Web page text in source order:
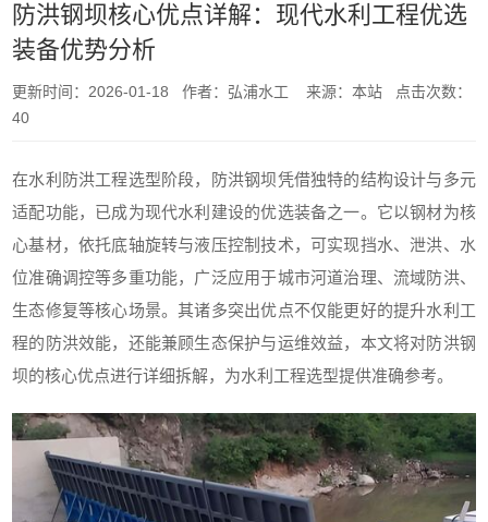
防洪钢坝核心优点详解：现代水利工程优选
装备优势分析
更新时间：2026-01-18 作者：弘浦水工 来源：本站 点击次数：
40
在水利防洪工程选型阶段，防洪钢坝凭借独特的结构设计与多元
适配功能，已成为现代水利建设的优选装备之一。它以钢材为核
心基材，依托底轴旋转与液压控制技术，可实现挡水、泄洪、水
位准确调控等多重功能，广泛应用于城市河道治理、流域防洪、
生态修复等核心场景。其诸多突出优点不仅能更好的提升水利工
程的防洪效能，还能兼顾生态保护与运维效益，本文将对防洪钢
坝的核心优点进行详细拆解，为水利工程选型提供准确参考。